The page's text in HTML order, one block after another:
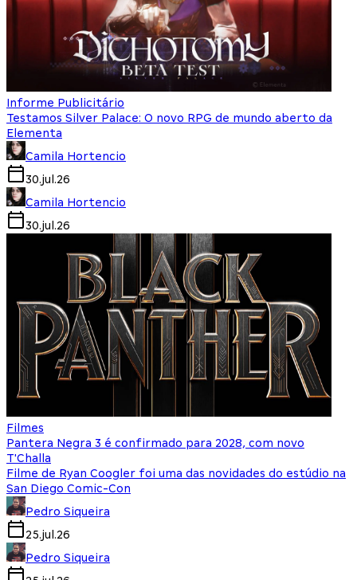
Informe Publicitário
Testamos Silver Palace: O novo RPG de mundo aberto da
Elementa
Camila Hortencio
30.jul.26
Camila Hortencio
30.jul.26
Filmes
Pantera Negra 3 é confirmado para 2028, com novo
T'Challa
Filme de Ryan Coogler foi uma das novidades do estúdio na
San Diego Comic-Con
Pedro Siqueira
25.jul.26
Pedro Siqueira